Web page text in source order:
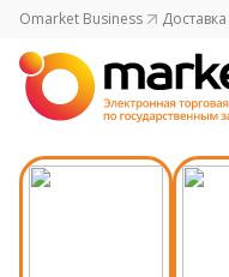
Omarket Business